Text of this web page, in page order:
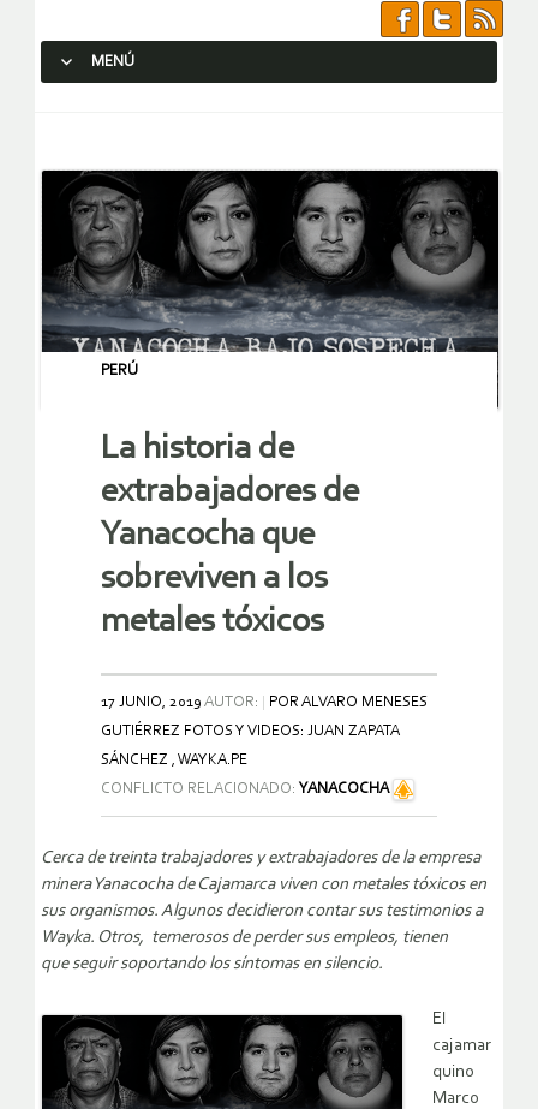
MENÚ
PERÚ
La historia de
extrabajadores de
Yanacocha que
sobreviven a los
metales tóxicos
17 JUNIO, 2019 AUTOR:
POR ALVARO MENESES
GUTIÉRREZ FOTOS Y VIDEOS: JUAN ZAPATA
SÁNCHEZ , WAYKA.PE
CONFLICTO RELACIONADO: YANACOCHA
Cerca de treinta trabajadores y extrabajadores de la empresa
minera Yanacocha de Cajamarca viven con metales tóxicos en
sus organismos. Algunos decidieron contar sus testimonios a
Wayka. Otros, temerosos de perder sus empleos, tienen
queseguir soportando los síntomas en silencio.
El
cajamar
quino
Marco